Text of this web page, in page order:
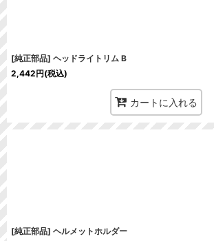
[純正部品] ヘッドライトリム B
2,442円(税込)
カートに入れる
[純正部品] ヘルメットホルダー